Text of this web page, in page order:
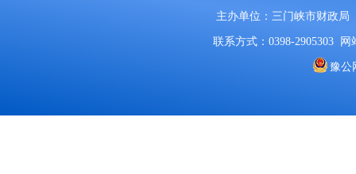
主办单位：三门峡市财政局
联系方式：0398-2905303 网
豫公